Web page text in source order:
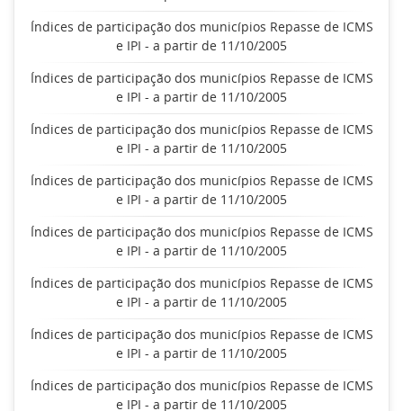
Índices de participação dos municípios Repasse de ICMS
e IPI - a partir de 11/10/2005
Índices de participação dos municípios Repasse de ICMS
e IPI - a partir de 11/10/2005
Índices de participação dos municípios Repasse de ICMS
e IPI - a partir de 11/10/2005
Índices de participação dos municípios Repasse de ICMS
e IPI - a partir de 11/10/2005
Índices de participação dos municípios Repasse de ICMS
e IPI - a partir de 11/10/2005
Índices de participação dos municípios Repasse de ICMS
e IPI - a partir de 11/10/2005
Índices de participação dos municípios Repasse de ICMS
e IPI - a partir de 11/10/2005
Índices de participação dos municípios Repasse de ICMS
e IPI - a partir de 11/10/2005